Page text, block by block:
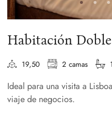
Habitación
19,50 2 camas
Ideal para una visita a
viaje de negocios.